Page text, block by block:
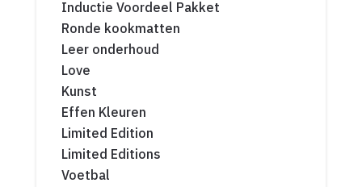
Inductie Voordeel Pakket
Ronde kookmatten
Leer onderhoud
Love
Kunst
Effen Kleuren
Limited Edition
Limited Editions
Voetbal